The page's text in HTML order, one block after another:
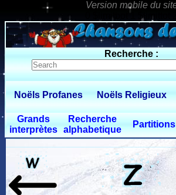
0 $limitbot 1 $limittot 2
Recherche :
Noëls Profanes Noëls Religieux
Grands
interprètes
Recherche
alphabetique
Partitions